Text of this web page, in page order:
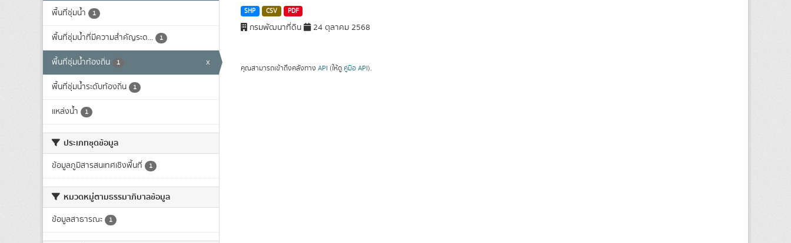
พื้นที่ชุ่มน้ำ 1
พื้นที่ชุ่มน้ำที่มีความสําคัญระด... 1
พื้นที่ชุ่มน้ำท้องถิ่น 1 x
พื้นที่ชุ่มน้ำระดับท้องถิ่น 1
แหล่งน้ำ 1
ประเภทชุดข้อมูล
ข้อมูลภูมิสารสนเทศเชิงพื้นที่ 1
หมวดหมู่ตามธรรมาภิบาลข้อมูล
ข้อมูลสาธารณะ 1
SHP CSV PDF
กรมพัฒนาที่ดิน 24 ตุลาคม 2568
คุณสามารถเข้าถึงคลังทาง API (ให้ดู คู่มือ API).